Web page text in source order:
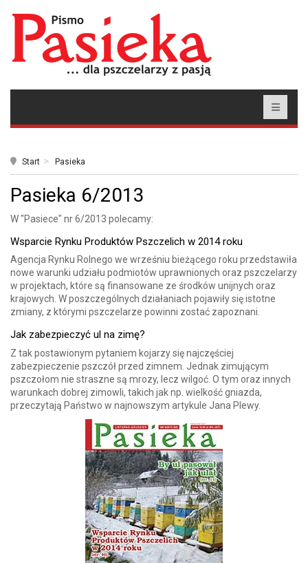
Start Pasieka
Pasieka 6/2013
W "Pasiece" nr 6/2013 polecamy:
Wsparcie Rynku Produktów Pszczelich w 2014 roku
Agencja Rynku Rolnego we wrześniu bieżącego roku przedstawiła
nowe warunki udziału podmiotów uprawnionych oraz pszczelarzy
w projektach, które są finansowane ze środków unijnych oraz
krajowych. W poszczególnych działaniach pojawiły się istotne
zmiany, z którymi pszczelarze powinni zostać zapoznani.
Jak zabezpieczyć ul na zimę?
Z tak postawionym pytaniem kojarzy się najczęściej
zabezpieczenie pszczół przed zimnem. Jednak zimującym
pszczołom nie straszne są mrozy, lecz wilgoć. O tym oraz innych
warunkach dobrej zimowli, takich jak np. wielkość gniazda,
przeczytają Państwo w najnowszym artykule Jana Plewy.